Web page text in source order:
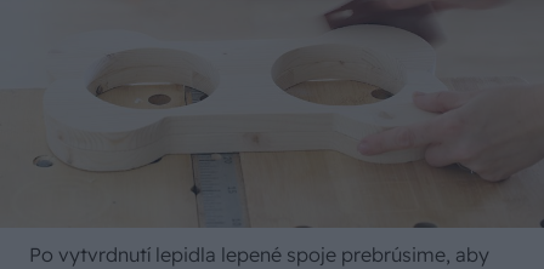
Po vytvrdnutí lepidla lepené spoje prebrúsime, aby